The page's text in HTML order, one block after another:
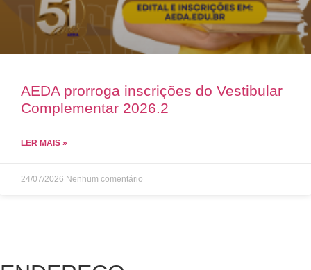
AEDA prorroga inscrições do Vestibular
Complementar 2026.2
LER MAIS »
24/07/2026 Nenhum comentário